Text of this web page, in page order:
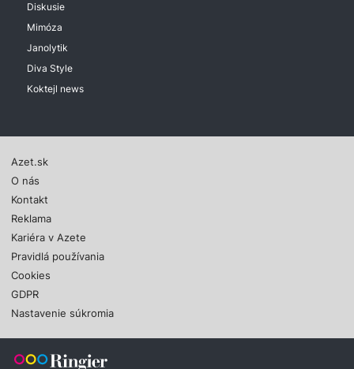
Diskusie
Mimóza
Janolytik
Diva Style
Koktejl news
Azet.sk
O nás
Kontakt
Reklama
Kariéra v Azete
Pravidlá používania
Cookies
GDPR
Nastavenie súkromia